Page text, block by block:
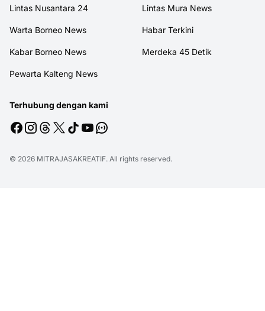
Lintas Nusantara 24 Lintas Mura News
Warta Borneo News Habar Terkini
Kabar Borneo News Merdeka 45 Detik
Pewarta Kalteng News
Terhubung dengan kami
© 2026 MITRAJASAKREATIF. All rights reserved.